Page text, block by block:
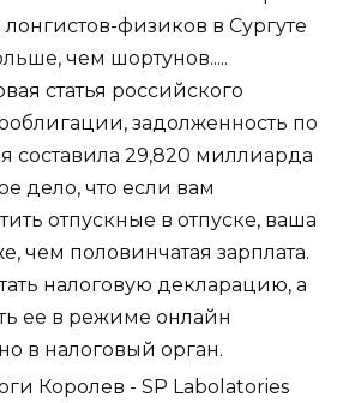
физиков в Сургуте
чем шортунов.....
статья российского
задолженность по
составила 29,820 миллиарда
дело, что если вам
отпускные в отпуске, ваша
чем половинчатая зарплата.
налоговую декларацию, а
ее в режиме онлайн
в налоговый орган.
Королев - SP Labolatories